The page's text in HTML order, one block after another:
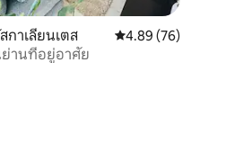
กาเลียนเตส คะแนนเฉลี่ย 4.89 จาก
4.89 (76)
านที่อยู่อาศัย